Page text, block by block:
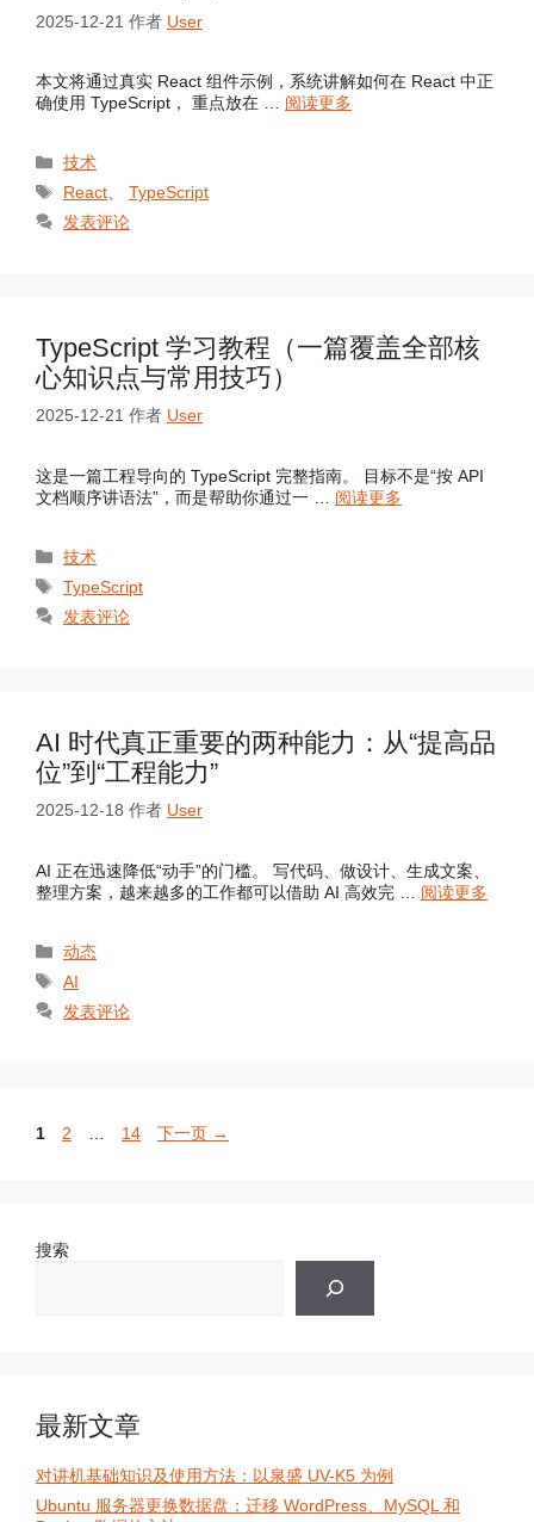
2025-12-21 作者 User
本文将通过真实 React 组件示例，系统讲解如何在 React 中正
确使用 TypeScript， 重点放在 … 阅读更多
分
类
技术
标
签
React 、TypeScript
发表评论
TypeScript 学习教程（一篇覆盖全部核
心知识点与常用技巧）
2025-12-21 作者 User
这是一篇工程导向的 TypeScript 完整指南。 目标不是“按 API
文档顺序讲语法”，而是帮助你通过一 … 阅读更多
分
类
技术
标
签
TypeScript
发表评论
AI 时代真正重要的两种能力：从“提高品
位”到“工程能力”
2025-12-18 作者 User
AI 正在迅速降低“动手”的门槛。 写代码、做设计、生成文案、
整理方案，越来越多的工作都可以借助 AI 高效完 … 阅读更多
分
类
动态
标
签
AI
发表评论
页
1
页
2
页
14 下一页 →
搜索
最新文章
对讲机基础知识及使用方法：以泉盛 UV-K5 为例
Ubuntu 服务器更换数据盘：迁移 WordPress、MySQL 和